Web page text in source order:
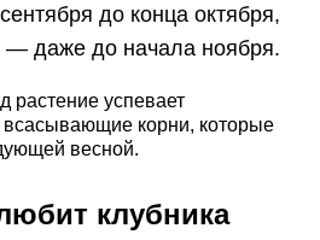
до конца октября,
— даже до начала ноября.
растение успевает
корни, которые
весной.
клубника